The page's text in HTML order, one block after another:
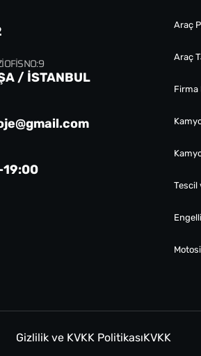
NO: 9
/ İSTANBUL
Araç
Araç
Firma
Tescil
Gizlilik ve KVKK PolitikasıKVKK